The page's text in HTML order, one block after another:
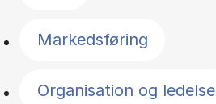
Markedsføring
Organisation og ledelse